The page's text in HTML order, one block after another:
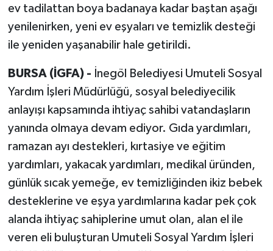
ev tadilattan boya badanaya kadar baştan aşağı
yenilenirken, yeni ev eşyaları ve temizlik desteği
ile yeniden yaşanabilir hale getirildi.
BURSA (İGFA) - İnegöl Belediyesi Umuteli Sosyal
Yardım İşleri Müdürlüğü, sosyal belediyecilik
anlayışı kapsamında ihtiyaç sahibi vatandaşların
yanında olmaya devam ediyor. Gıda yardımları,
ramazan ayı destekleri, kırtasiye ve eğitim
yardımları, yakacak yardımları, medikal üründen,
günlük sıcak yemeğe, ev temizliğinden ikiz bebek
desteklerine ve eşya yardımlarına kadar pek çok
alanda ihtiyaç sahiplerine umut olan, alan el ile
veren eli buluşturan Umuteli Sosyal Yardım İşleri